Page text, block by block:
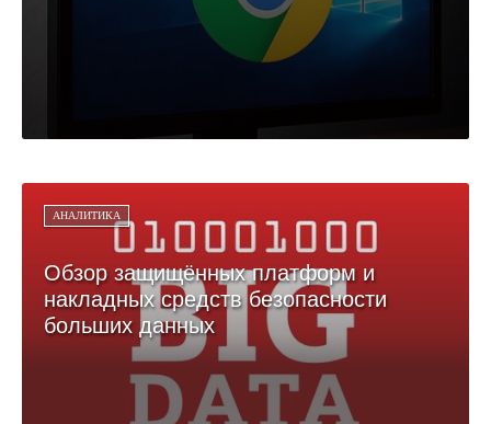
АНАЛИТИКА
Обзор защищённых платформ и
накладных средств безопасности
больших данных